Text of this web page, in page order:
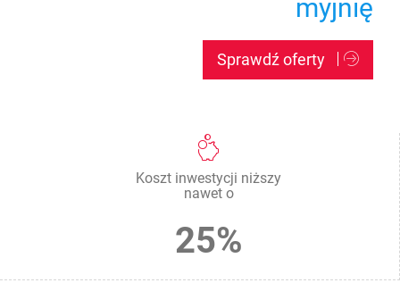
myjnię
Sprawdź oferty
Koszt inwestycji niższy
nawet o
25%